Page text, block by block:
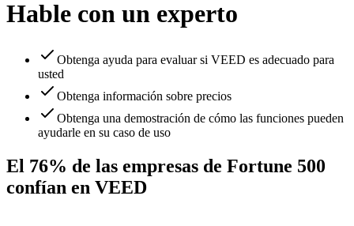
Hable con un experto
Obtenga ayuda para evaluar si VEED es adecuado para
usted
Obtenga información sobre precios
Obtenga una demostración de cómo las funciones pueden
ayudarle en su caso de uso
El 76% de las empresas de Fortune 500
confían en VEED